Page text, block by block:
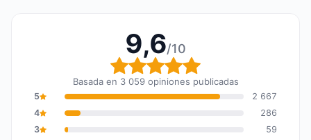
9,6/10
Calificación global: 9,6
Basada en 3 059 opiniones publicadas
5
2 667
4
286
3
59